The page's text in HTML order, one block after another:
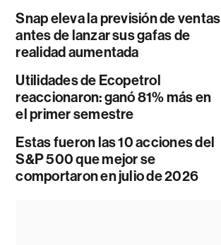
Snap eleva la previsión de ventas
antes de lanzar sus gafas de
realidad aumentada
Utilidades de Ecopetrol
reaccionaron: ganó 81% más en
el primer semestre
Estas fueron las 10 acciones del
S&P 500 que mejor se
comportaron en julio de 2026